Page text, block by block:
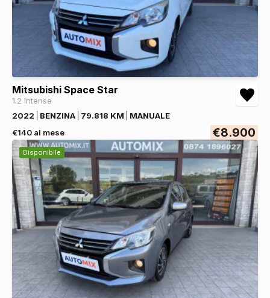
Mitsubishi Space Star
1.2 Intense
2022
BENZINA 79.818 KM
MANUALE
€140 al mese
€8.900
Disponibile